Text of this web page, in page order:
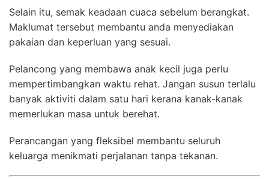
Selain itu, semak keadaan cuaca sebelum berangkat.
Maklumat tersebut membantu anda menyediakan
pakaian dan keperluan yang sesuai.
Pelancong yang membawa anak kecil juga perlu
mempertimbangkan waktu rehat. Jangan susun terlalu
banyak aktiviti dalam satu hari kerana kanak-kanak
memerlukan masa untuk berehat.
Perancangan yang fleksibel membantu seluruh
keluarga menikmati perjalanan tanpa tekanan.